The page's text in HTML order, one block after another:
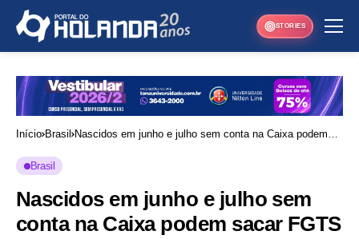
STORIES
Início Brasil
Nascidos em junho e julho sem conta na Caixa podem
Brasil
Nascidos em junho e julho sem
conta na Caixa podem sacar FGTS